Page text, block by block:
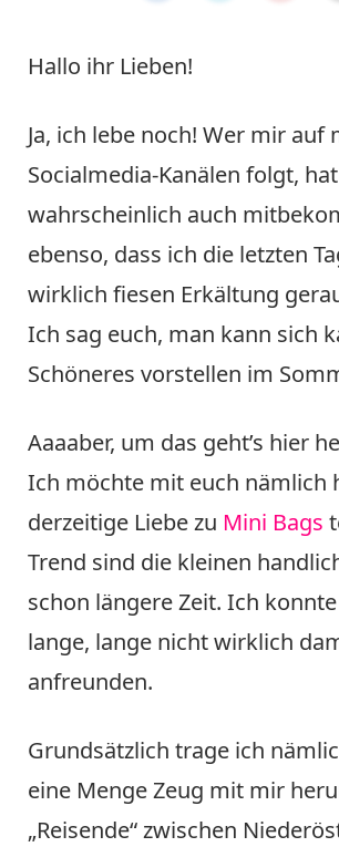
Hallo ihr Lieben!
Ja, ich lebe noch! Wer mir auf
Socialmedia-Kanälen folgt,
wahrscheinlich auch
ebenso, dass ich die letzten
wirklich fiesen Erkältung
Ich sag euch, man kann sich
Schöneres vorstellen im
Aaaaber, um das geht’s hier
Ich möchte mit euch nämlich
derzeitige Liebe zu Mini Bags
Trend sind die kleinen
schon längere Zeit. Ich
lange, lange nicht wirklich
anfreunden.
Grundsätzlich trage ich
eine Menge Zeug mit mir
„Reisende“ zwischen